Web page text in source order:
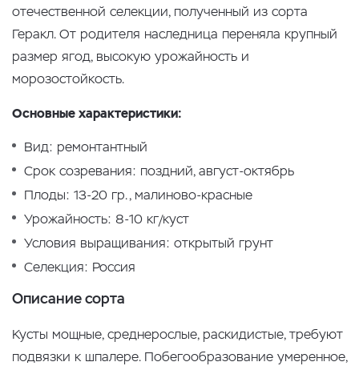
отечественной селекции, полученный из сорта
Геракл. От родителя наследница переняла крупный
размер ягод, высокую урожайность и
морозостойкость.
Основные характеристики:
Вид: ремонтантный
Срок созревания: поздний, август-октябрь
Плоды: 13-20 гр., малиново-красные
Урожайность: 8-10 кг/куст
Условия выращивания: открытый грунт
Селекция: Россия
Описание сорта
Кусты мощные, среднерослые, раскидистые, требуют
подвязки к шпалере. Побегообразование умеренное,